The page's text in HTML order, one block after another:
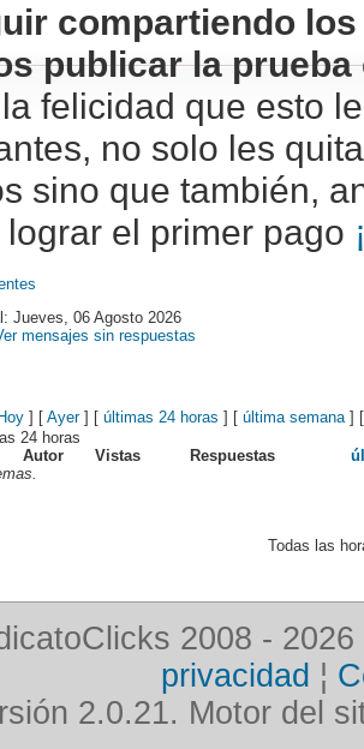
compartiendo
publicar la
felicidad que esto
no solo les
sino que también,
el primer pago
Jueves, 06 Agosto 2026
mensajes sin respuestas
Hoy ] [ Ayer] [ últimas 24 horas ] [ última semana]
24 horas
Autor Vistas Respuestas
Todas las
2008 - 2026
privacidad ¦
2.0.21. Motor del